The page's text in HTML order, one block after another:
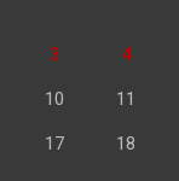
3 4
10 11
17 18